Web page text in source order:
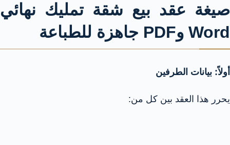
صيغة عقد بيع شقة تمليك نهائي
Word وPDF جاهزة للطباعة
أولاً: بيانات الطرفين
يحرر هذا العقد بين كل من: